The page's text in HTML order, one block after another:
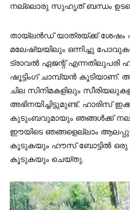
നല്ലൊരു സുഹൃത് ബന്ധം
തായ്‌ലൻഡ് യാത്രയ്ക്ക് ശേഷം
മലേഷ്യയിലും ഒന്നിച്ചു
ട്രാവൽ ഏജന്റ് എന്നതിലുപരി
ഷൂട്ടിംഗ് ചാമ്പ്യൻ
ചില സിനിമകളിലും
അഭിനയിച്ചിട്ടുമുണ്ട്. ഹാരിസ്
കുടുംബവുമായും ഞങ്ങൾക്ക്
ഈയിടെ ഞങ്ങളെല്ലാം
കൂടുകയും ഹൗസ് ബോട്ടിൽ ഒരു
കൂടുകയും ചെയ്തു.